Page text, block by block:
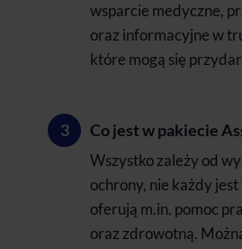
wsparcie medyczne,
oraz informacyjne w
które mogą się
Co jest w pakiecie
Wszystko zależy od
ochrony, nie każdy
oferują m.in. pomoc
oraz zdrowotną.